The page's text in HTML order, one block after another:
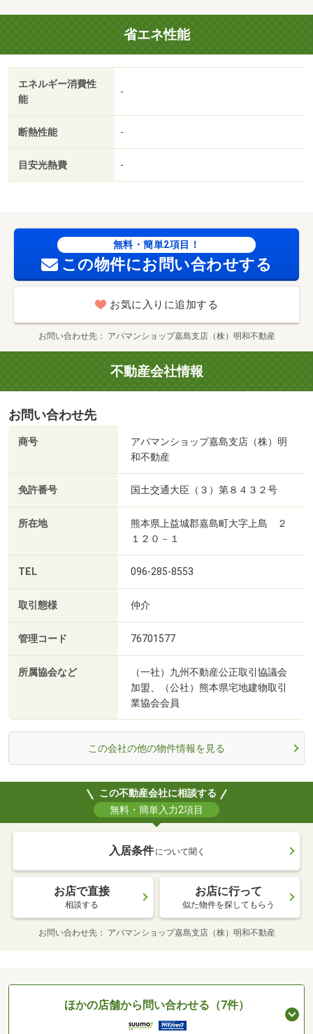
証人不要／電子キー／駐車５台以上／礼金１ヶ月／保証会
社利用可/賃貸戸数:22戸省エネ性能
エネルギー消費性
能
-
断熱性能 -
目安光熱費 -
無料・簡単2項目！
この物件にお問い合わせする
お気に入りに追加する
お問い合わせ先 アパマンショップ嘉島支店（株）明和不動産
不動産会社情報
お問い合わせ先
商号
アパマンショップ嘉島支店（株）明
和不動産
免許番号 国土交通大臣（３）第８４３２号
所在地
熊本県上益城郡嘉島町大字上島 ２
１２０－１
TEL 096-285-8553
取引態様 仲介
管理コード 76701577
所属協会など
（一社）九州不動産公正取引協議会
加盟、（公社）熊本県宅地建物取引
業協会会員
この会社の他の物件情報を見る
この不動産会社に相談する
無料・簡単入力2項目
入居条件 について聞く
お店で直接
相談する
お店に行って
似た物件を探してもらう
お問い合わせ先 アパマンショップ嘉島支店（株）明和不動産
ほかの店舗から問い合わせる（7件）